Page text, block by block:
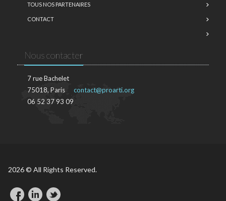
TOUS NOS PARTENAIRES
CONTACT
Nous contacter
7 rue Bachelet
75018, Paris
06 52 37 93 09
contact@proarti.org
2026 © All Rights Reserved.